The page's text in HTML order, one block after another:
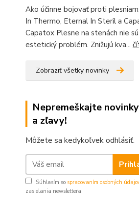
Ako účinne bojovať proti
In Thermo, Eternal In Steril a
Capatox Plesne na stenách nie
estetický problém. Znižujú kva...
Zobraziť všetky novinky
Nepremeškajte
a zľavy!
Môžete sa kedykoľvek odhlásiť.
Súhlasím so spracovaním osobných
zasielania newslettera.